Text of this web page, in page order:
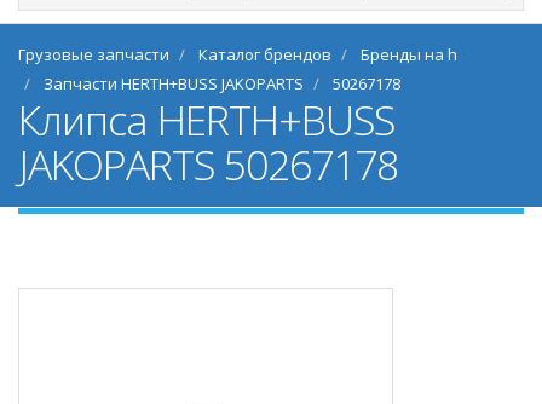
Грузовые запчасти Каталог брендов
Бренды на h
Запчасти HERTH+BUSS JAKOPARTS
50267178
Клипса HERTH+BUSS
JAKOPARTS 50267178